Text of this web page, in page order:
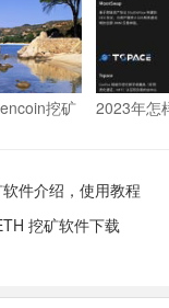
挖矿
2023年怎
件介绍，使用教程
挖矿软件下载